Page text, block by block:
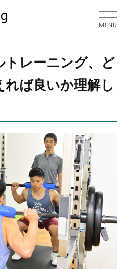
トレーニング、ど
れば良いか理解し